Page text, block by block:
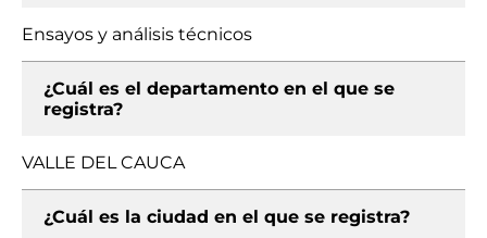
Ensayos y análisis técnicos
¿Cuál es el departamento en el que se
registra?
VALLE DEL CAUCA
¿Cuál es la ciudad en el que se registra?